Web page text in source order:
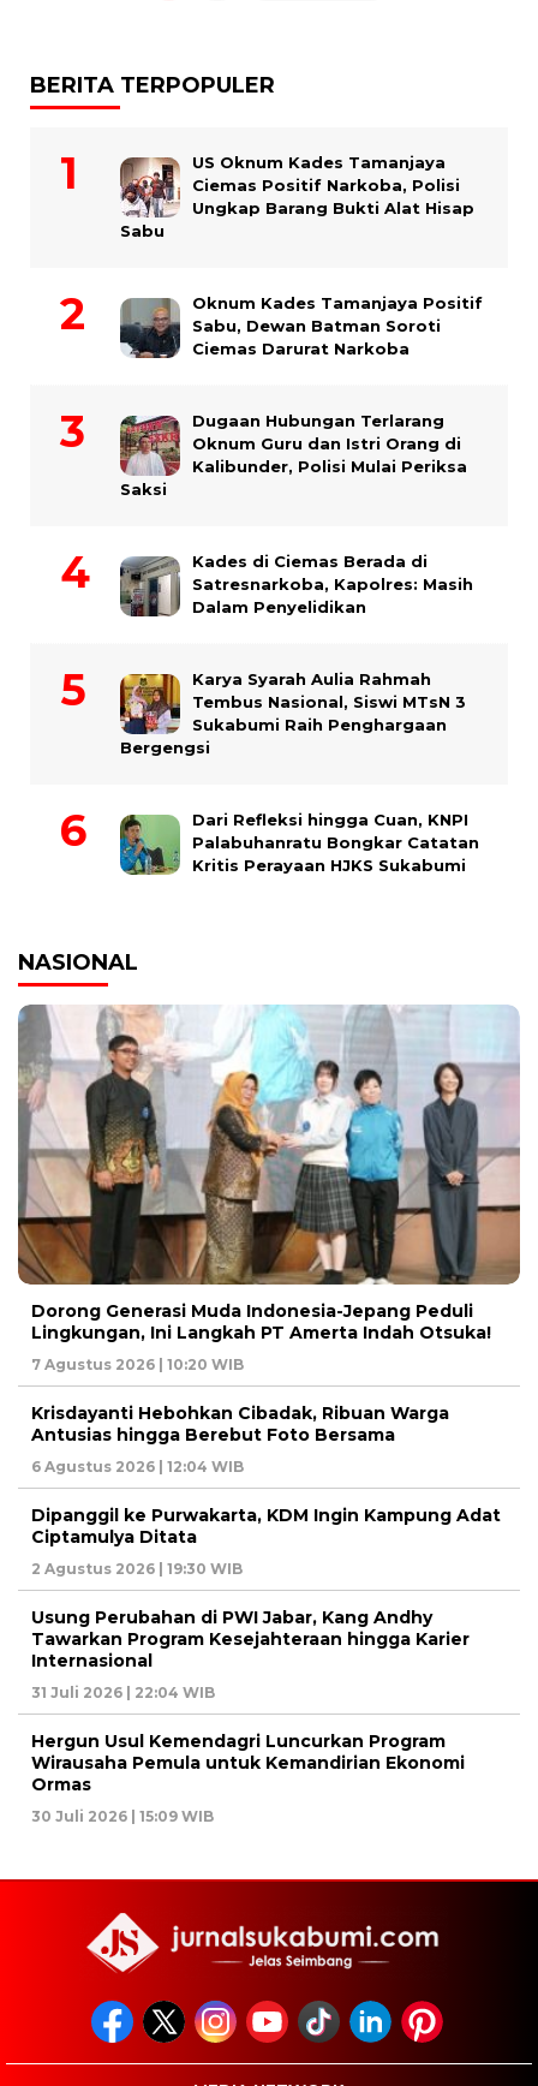
BERITA TERPOPULER
US Oknum Kades Tamanjaya
Ciemas Positif Narkoba, Polisi
Ungkap Barang Bukti Alat Hisap
Sabu
Oknum Kades Tamanjaya Positif
Sabu, Dewan Batman Soroti
Ciemas Darurat Narkoba
Dugaan Hubungan Terlarang
Oknum Guru dan Istri Orang di
Kalibunder, Polisi Mulai Periksa
Saksi
Kades di Ciemas Berada di
Satresnarkoba, Kapolres: Masih
Dalam Penyelidikan
Karya Syarah Aulia Rahmah
Tembus Nasional, Siswi MTsN 3
Sukabumi Raih Penghargaan
Bergengsi
Dari Refleksi hingga Cuan, KNPI
Palabuhanratu Bongkar Catatan
Kritis Perayaan HJKS Sukabumi
NASIONAL
Dorong Generasi Muda Indonesia-Jepang Peduli
Lingkungan, Ini Langkah PT Amerta Indah Otsuka!
7 Agustus 2026 | 10:20 WIB
Krisdayanti Hebohkan Cibadak, Ribuan Warga
Antusias hingga Berebut Foto Bersama
6 Agustus 2026 | 12:04 WIB
Dipanggil ke Purwakarta, KDM Ingin Kampung Adat
Ciptamulya Ditata
2 Agustus 2026 | 19:30 WIB
Usung Perubahan di PWI Jabar, Kang Andhy
Tawarkan Program Kesejahteraan hingga Karier
Internasional
31 Juli 2026 | 22:04 WIB
Hergun Usul Kemendagri Luncurkan Program
Wirausaha Pemula untuk Kemandirian Ekonomi
Ormas
30 Juli 2026 | 15:09 WIB